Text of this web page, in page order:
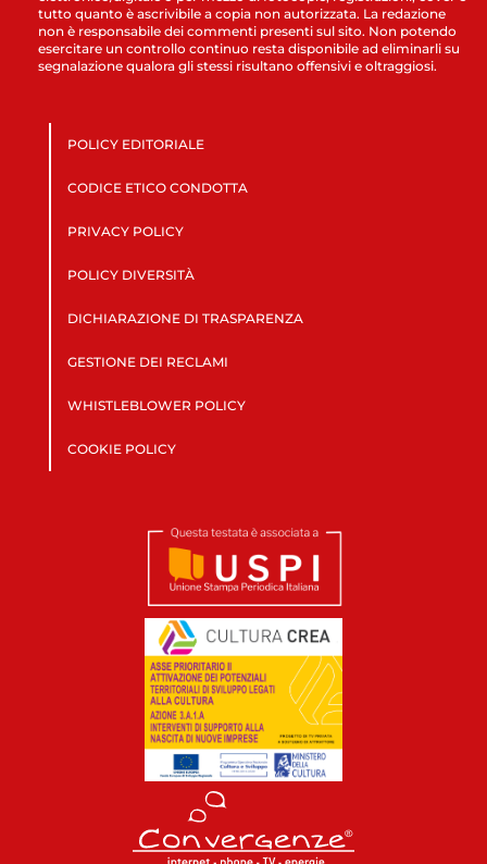
tutto quanto è ascrivibile a copia non autorizzata. La redazione
non è responsabile dei commenti presenti sul sito. Non potendo
esercitare un controllo continuo resta disponibile ad eliminarli su
segnalazione qualora gli stessi risultano offensivi e oltraggiosi.
POLICY EDITORIALE
CODICE ETICO CONDOTTA
PRIVACY POLICY
POLICY DIVERSITÀ
DICHIARAZIONE DI TRASPARENZA
GESTIONE DEI RECLAMI
WHISTLEBLOWER POLICY
COOKIE POLICY